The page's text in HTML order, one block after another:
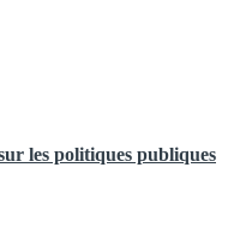
les politiques publiques